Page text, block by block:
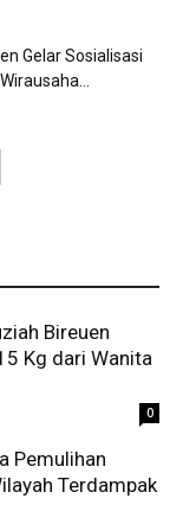
Gelar Sosialisasi
Bireuen
Kg dari Wanita
0
Pemulihan
Terdampak